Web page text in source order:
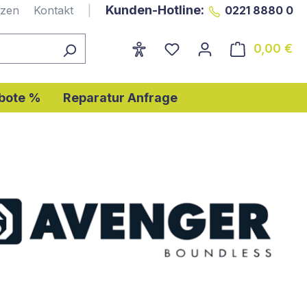
Kontakt Kunden-Hotline: 0221 8880 0
0,00 €
% Reparatur Anfrage